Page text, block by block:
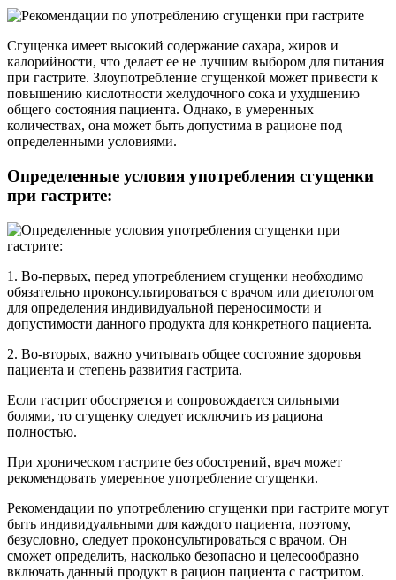
Сгущенка имеет высокий содержание сахара, жиров и
калорийности, что делает ее не лучшим выбором для питания
при гастрите. Злоупотребление сгущенкой может привести к
повышению кислотности желудочного сока и ухудшению
общего состояния пациента. Однако, в умеренных
количествах, она может быть допустима в рационе под
определенными условиями.
Определенные условия употребления сгущенки
при гастрите:
1. Во-первых, перед употреблением сгущенки необходимо
обязательно проконсультироваться с врачом или диетологом
для определения индивидуальной переносимости и
допустимости данного продукта для конкретного пациента.
2. Во-вторых, важно учитывать общее состояние здоровья
пациента и степень развития гастрита.
Если гастрит обостряется и сопровождается сильными
болями, то сгущенку следует исключить из рациона
полностью.
При хроническом гастрите без обострений, врач может
рекомендовать умеренное употребление сгущенки.
Рекомендации по употреблению сгущенки при гастрите могут
быть индивидуальными для каждого пациента, поэтому,
безусловно, следует проконсультироваться с врачом. Он
сможет определить, насколько безопасно и целесообразно
включать данный продукт в рацион пациента с гастритом.